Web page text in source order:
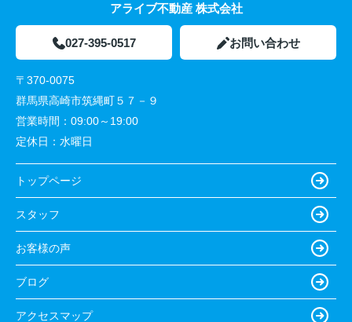
アライブ不動産 株式会社
027-395-0517 お問い合わせ
〒370-0075
群馬県高崎市筑縄町５７－９
営業時間： 09:00～19:00
定休日： 水曜日
トップページ
スタッフ
お客様の声
ブログ
アクセスマップ